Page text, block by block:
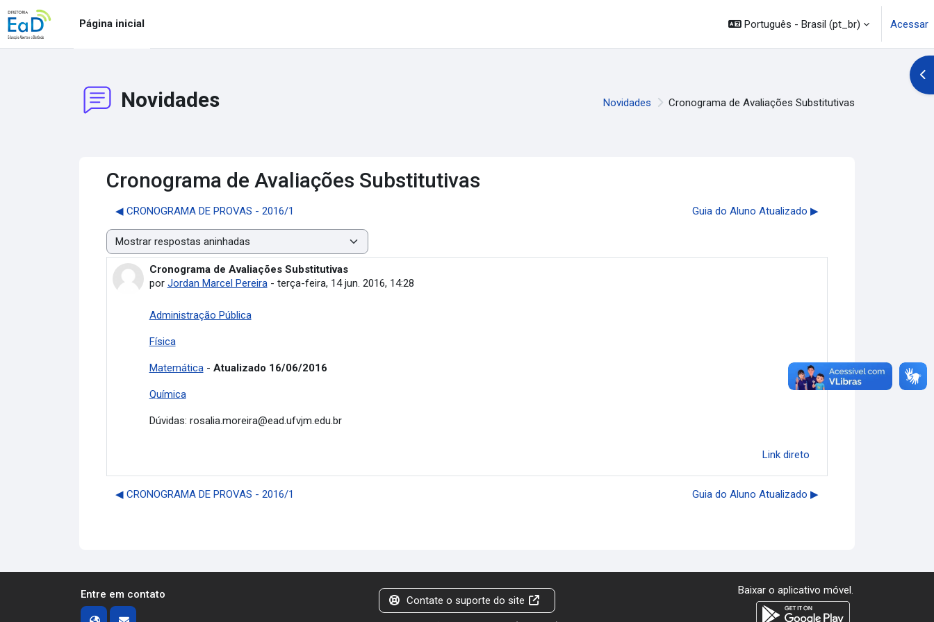
Ir para o conteúdo principal
Página inicial
Português - Brasil ‎(pt_br)‎ Acessar
Novidades Novidades Cronograma de Avaliações Substitutivas
Cronograma de Avaliações Substitutivas
◀︎ CRONOGRAMA DE PROVAS - 2016/1 Guia do Aluno Atualizado ▶︎
Modo de visualização
Cronograma de Avaliações Substitutivas
por Jordan Marcel Pereira- terça-feira, 14 jun. 2016, 14:28
Número de respostas: 0
Administração Pública
Física
Matemática- Atualizado 16/06/2016
Química
Dúvidas: rosalia.moreira@ead.ufvjm.edu.br
Link direto
◀︎ CRONOGRAMA DE PROVAS - 2016/1 Guia do Aluno Atualizado ▶︎
Entre em contato Contate o suporte do site
Baixar o aplicativo móvel.